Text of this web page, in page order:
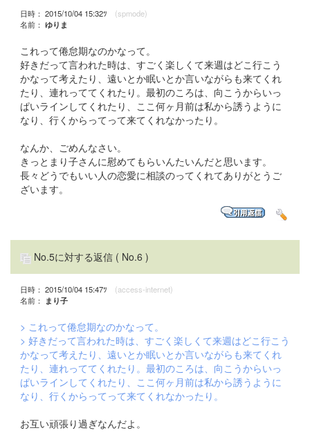
日時： 2015/10/04 15:32ﾂ (spmode)
名前： ゆりま
これって倦怠期なのかなって。
好きだって言われた時は、すごく楽しくて来週はどこ行こう
かなって考えたり、遠いとか眠いとか言いながらも来てくれ
たり、連れっててくれたり。最初のころは、向こうからいっ
ぱいラインしてくれたり、ここ何ヶ月前は私から誘うように
なり、行くからってって来てくれなかったり。
なんか、ごめんなさい。
きっとまり子さんに慰めてもらいんたいんだと思います。
長々どうでもいい人の恋愛に相談のってくれてありがとうご
ざいます。
No.5に対する返信 ( No.6 )
日時： 2015/10/04 15:47ﾂ (access-internet)
名前：
まり子
> これって倦怠期なのかなって。
> 好きだって言われた時は、すごく楽しくて来週はどこ行こう
かなって考えたり、遠いとか眠いとか言いながらも来てくれ
たり、連れっててくれたり。最初のころは、向こうからいっ
ぱいラインしてくれたり、ここ何ヶ月前は私から誘うように
なり、行くからってって来てくれなかったり。
お互い頑張り過ぎなんだよ。